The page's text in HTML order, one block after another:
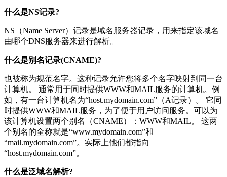
什么是NS记录?
NS（Name Server）记录是域名服务器记录，用来指定该域名
由哪个DNS服务器来进行解析。
什么是别名记录(CNAME)?
也被称为规范名字。这种记录允许您将多个名字映射到同一台
计算机。 通常用于同时提供WWW和MAIL服务的计算机。例
如，有一台计算机名为“host.mydomain.com”（A记录）。 它同
时提供WWW和MAIL服务，为了便于用户访问服务。可以为
该计算机设置两个别名（CNAME）：WWW和MAIL。 这两
个别名的全称就是“www.mydomain.com”和
“mail.mydomain.com”。实际上他们都指向
“host.mydomain.com”。
什么是泛域名解析?